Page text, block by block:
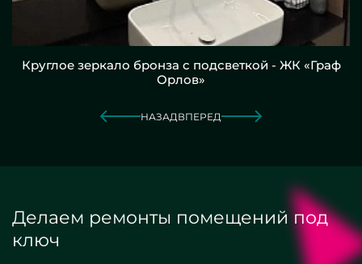
Круглое зеркало бронза с подсветкой - ЖК «Граф
Орлов»
НАЗАД ВПЕРЕД
Делаем ремонты помещений под
ключ